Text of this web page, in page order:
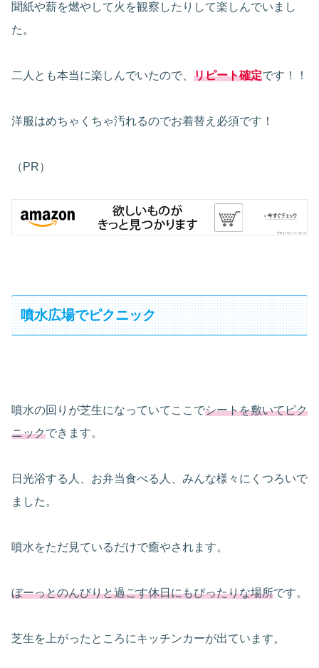
聞紙や薪を燃やして火を観察したりして楽しんでいまし
た。
二人とも本当に楽しんでいたので、 リピート確定です！！
洋服はめちゃくちゃ汚れるのでお着替え必須です！
（PR）
噴水広場でピクニック
噴水の回りが芝生になっていてここでシートを敷いてピク
ニックできます。
日光浴する人、お弁当食べる人、みんな様々にくつろいで
ました。
噴水をただ見ているだけで癒やされます。
ぼーっとのんびりと過ごす休日にもぴったりな場所です。
芝生を上がったところにキッチンカーが出ています。